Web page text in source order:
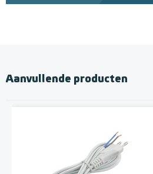
Aanvullende producten